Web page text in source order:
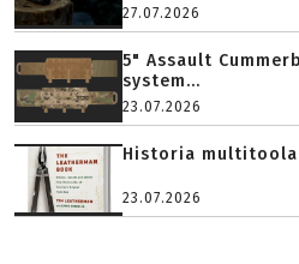
27.07.2026
5" Assault
system...
23.07.2026
Historia multitoola
23.07.2026